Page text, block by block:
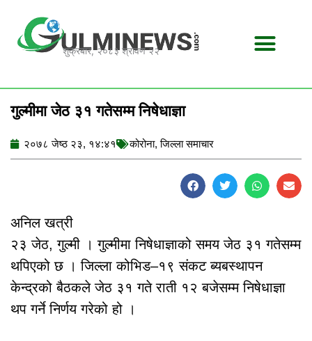
content
शुक्रबार, २०८३ श्रावण २२
गुल्मीमा जेठ ३१ गतेसम्म निषेधाज्ञा
२०७८ जेष्ठ २३, १४:४१ कोरोना,जिल्ला समाचार
अनिल खत्री
२३ जेठ, गुल्मी । गुल्मीमा निषेधाज्ञाको समय जेठ ३१ गतेसम्म
थपिएको छ । जिल्ला कोभिड–१९ संकट ब्यबस्थापन
केन्द्रको बैठकले जेठ ३१ गते राती १२ बजेसम्म निषेधाज्ञा
थप गर्ने निर्णय गरेको हो ।